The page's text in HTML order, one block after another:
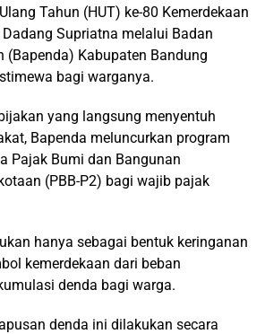
Tahun (HUT) ke-80 Kemerdekaan
Supriatna melalui Badan
(Bapenda) Kabupaten Bandung
bagi warganya.
yang langsung menyentuh
Bapenda meluncurkan program
Pajak Bumi dan Bangunan
(PBB-P2) bagi wajib pajak
hanya sebagai bentuk keringanan
kemerdekaan dari beban
denda bagi warga.
denda ini dilakukan secara